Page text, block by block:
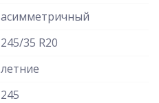
асимметричный
245/35 R20
летние
245